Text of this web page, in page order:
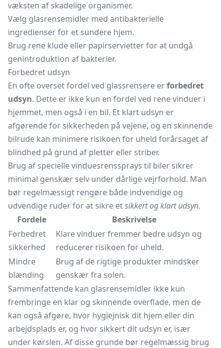
væksten af skadelige organismer.
Vælg glasrensemidler med antibakterielle
ingredienser for et sundere hjem.
Brug rene klude eller papirservietter for at undgå
genintroduktion af bakterier.
Forbedret udsyn
En ofte overset fordel ved glassrensere erforbedret
udsyn. Dette er ikke kun en fordel ved rene vinduer i
hjemmet, men også i en bil. Et klart udsyn er
afgørende for sikkerheden på vejene, og en skinnende
bilrude kan minimere risikoen for uheld forårsaget af
blindhed på grund af pletter eller striber.
Brug af specielle vinduesrenssprays til biler sikrer
minimal genskær selv under dårlige vejrforhold. Man
bør regelmæssigt rengøre både indvendige og
udvendige ruder for at sikre etsikkert og klart udsyn.
Fordele
Beskrivelse
Forbedret
sikkerhed
Klare vinduer fremmer bedre udsyn og
reducerer risikoen for uheld.
Mindre
blænding
Brug af de rigtige produkter mindsker
genskær fra solen.
Sammenfattende kan glasrensemidler ikke kun
frembringe en klar og skinnende overflade, men de
kan også afgøre, hvor hygiejnisk dit hjem eller din
arbejdsplads er, og hvor sikkert dit udsyn er, især
under kørslen. Af disse grunde bør regelmæssig brug